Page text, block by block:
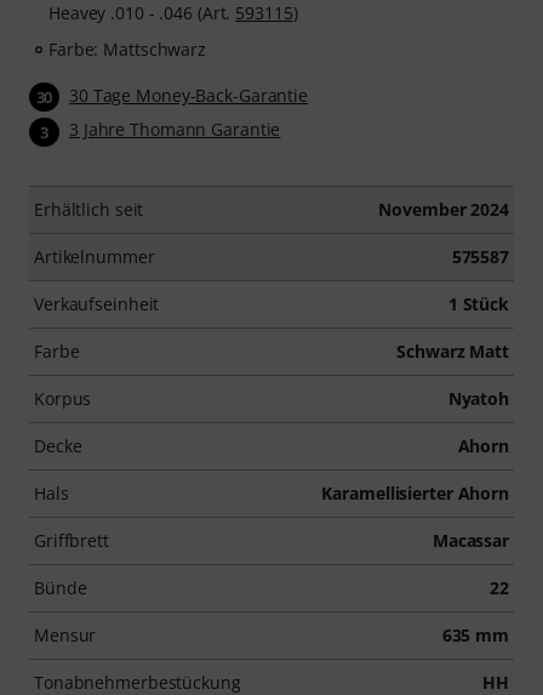
Heavey .010 - .046 (Art. 593115)
Farbe: Mattschwarz
30 30 Tage Money-Back-Garantie
3 3 Jahre Thomann Garantie
Erhältlich seit November 2024
Artikelnummer 575587
Verkaufseinheit 1 Stück
Farbe Schwarz Matt
Korpus Nyatoh
Decke Ahorn
Hals Karamellisierter Ahorn
Griffbrett Macassar
Bünde 22
Mensur 635 mm
Tonabnehmerbestückung HH